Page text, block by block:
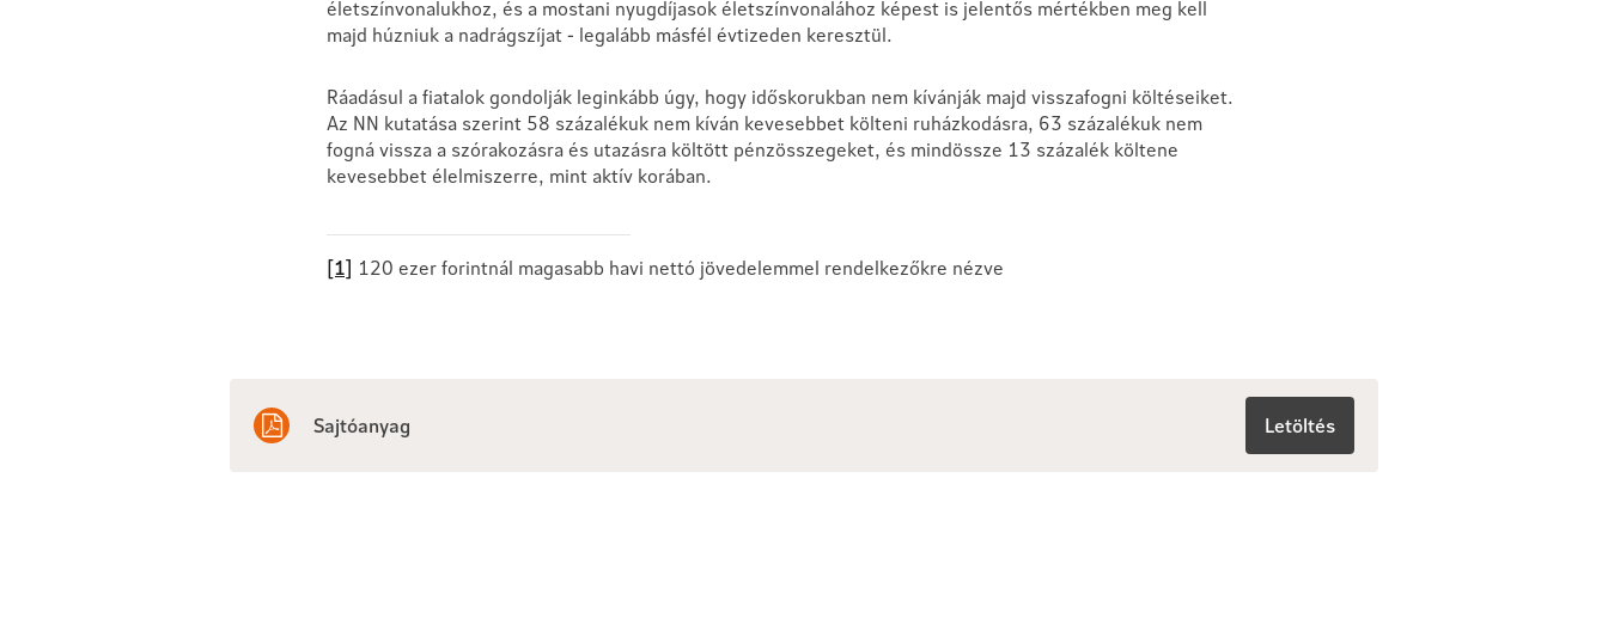
életszínvonalukhoz, és a mostani nyugdíjasok életszínvonalához képest is jelentős mértékben meg kell
majd húzniuk a nadrágszíjat - legalább másfél évtizeden keresztül.
Ráadásul a fiatalok gondolják leginkább úgy, hogy időskorukban nem kívánják majd visszafogni költéseiket.
Az NN kutatása szerint 58 százalékuk nem kíván kevesebbet költeni ruházkodásra, 63 százalékuk nem
fogná vissza a szórakozásra és utazásra költött pénzösszegeket, és mindössze 13 százalék költene
kevesebbet élelmiszerre, mint aktív korában.
[1] 120 ezer forintnál magasabb havi nettó jövedelemmel rendelkezőkre nézve
Sajtóanyag Letöltés